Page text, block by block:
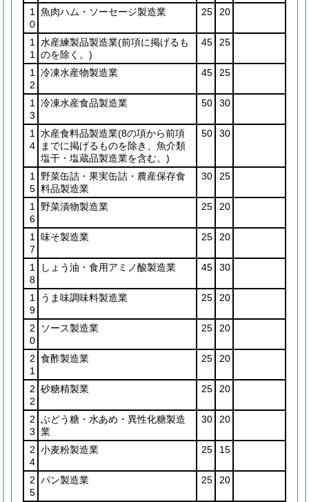
1
0
魚肉ハム・ソーセージ製造業 25 20
1
1
水産練製品製造業(前項に掲げるも
のを除く。)
45 25
1
2
冷凍水産物製造業 45 25
1
3
冷凍水産食品製造業 50 30
1
4
水産食料品製造業(8の項から前項
までに掲げるものを除き、魚介類
塩干・塩蔵品製造業を含む。)
50 30
1
5
野菜缶詰・果実缶詰・農産保存食
料品製造業
30 25
1
6
野菜漬物製造業 25 20
1
7
味そ製造業 25 20
1
8
しょう油・食用アミノ酸製造業 45 30
1
9
うま味調味料製造業 25 20
2
0
ソース製造業 25 20
2
1
食酢製造業 25 20
2
2
砂糖精製業 25 20
2
3
ぶどう糖・水あめ・異性化糖製造
業
30 20
2
4
小麦粉製造業 25 15
2
5
パン製造業 25 20